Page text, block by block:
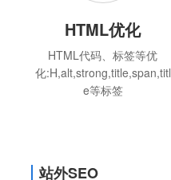
HTML优化
HTML代码、标签等优
化:H,alt,strong,title,span,titl
e等标签
站外SEO